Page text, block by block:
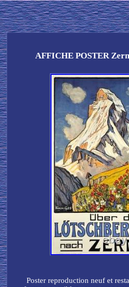
AFFICHE POSTER
Poster reproduction neuf et